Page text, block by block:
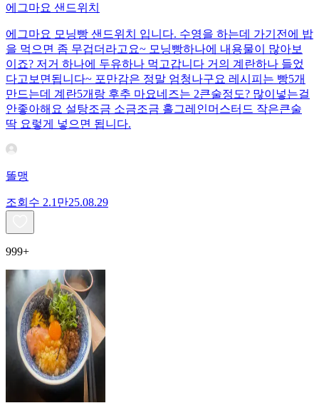
에그마요 샌드위치
에그마요 모닝빵 샌드위치 입니다. 수영을 하는데 가기전에 밥
을 먹으면 좀 무겁더라고요~ 모닝빵하나에 내용물이 많아보
이죠? 저거 하나에 두유하나 먹고갑니다 거의 계란하나 들었
다고보면됩니다~ 포만감은 정말 엄청나구요 레시피는 빵5개
만드는데 계란5개랑 후추 마요네즈는 2큰술정도? 많이넣는걸
안좋아해요 설탕조금 소금조금 홀그레인머스터드 작은큰술
딱 요렇게 넣으면 됩니다.
똘맹
조회수 2.1만25.08.29
999+